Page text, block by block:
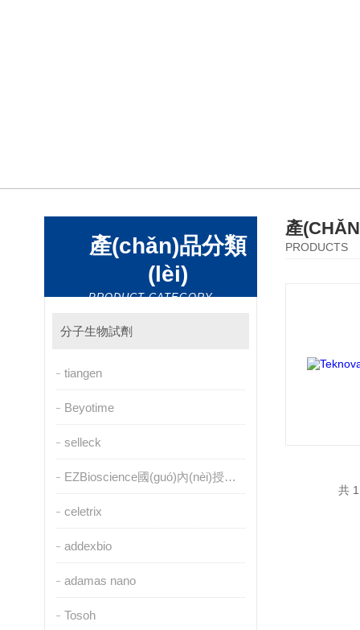
產(chǎn)品分類
(lèi)
PRODUCT CATEGORY
分子生物試劑
tiangen
Beyotime
selleck
EZBioscience國(guó)內(nèi)授權(quán)代理
celetrix
addexbio
adamas nano
Tosoh
產
PRODUCTS
共